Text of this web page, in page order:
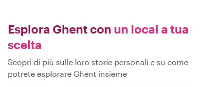
Esplora Ghent con un local a tua
scelta
Scopri di più sulle loro storie personali e su come
potrete esplorare Ghent insieme